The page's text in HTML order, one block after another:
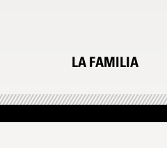
LA FAMILIA